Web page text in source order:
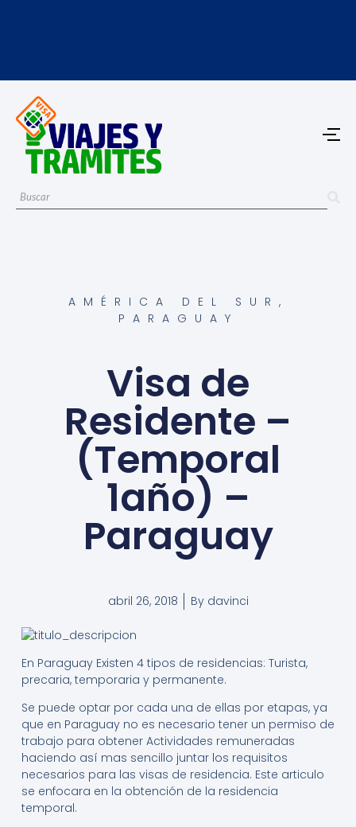
AMÉRICA DEL SUR ,
PARAGUAY
Visa de
Residente –
(Temporal
1año) –
Paraguay
abril 26, 2018 Bydavinci
En Paraguay Existen 4 tipos de residencias: Turista,
precaria, temporaria y permanente.
Se puede optar por cada una de ellas por etapas, ya
que en Paraguay no es necesario tener un permiso de
trabajo para obtener Actividades remuneradas
haciendo así mas sencillo juntar los requisitos
necesarios para las visas de residencia. Este articulo
se enfocara en la obtención de la residencia
temporal.